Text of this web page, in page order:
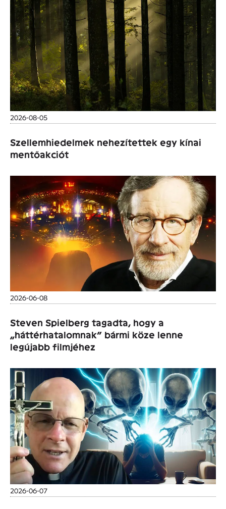
2026-08-05
Szellemhiedelmek nehezítettek egy kínai
mentőakciót
2026-06-08
Steven Spielberg tagadta, hogy a
„háttérhatalomnak” bármi köze lenne
legújabb filmjéhez
2026-06-07